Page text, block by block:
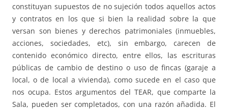
constituyan supuestos de no sujeción todos aquellos actos
y contratos en los que si bien la realidad sobre la que
versan son bienes y derechos patrimoniales (inmuebles,
acciones, sociedades, etc), sin embargo, carecen de
contenido económico directo, entre ellos, las escrituras
públicas de cambio de destino o uso de fincas (garaje a
local, o de local a vivienda), como sucede en el caso que
nos ocupa. Estos argumentos del TEAR, que comparte la
Sala, pueden ser completados, con una razón añadida. El